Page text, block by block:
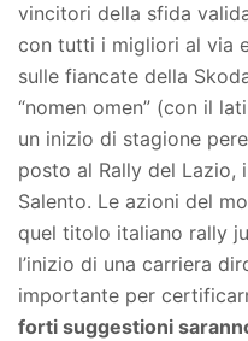
vincitori della sfida
con tutti i migliori al via
sulle fiancate della
“nomen omen” (con il
un inizio di stagione
posto al Rally del Lazio,
Salento. Le azioni del
quel titolo italiano rally
l’inizio di una carriera
importante per
forti suggestioni